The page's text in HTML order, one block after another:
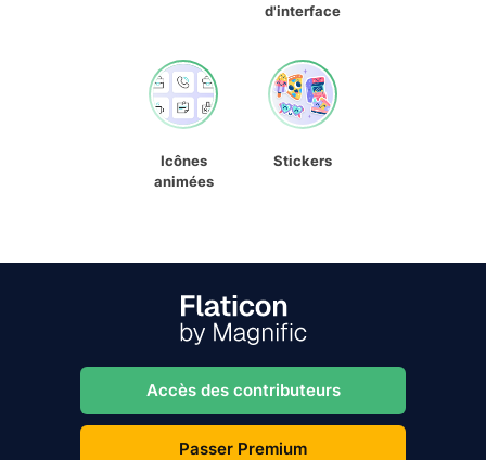
d'interface
Icônes
animées
Stickers
Accès des contributeurs
Passer Premium